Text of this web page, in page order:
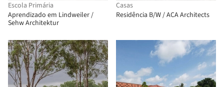
Escola Primária
Aprendizado em Lindweiler /
Sehw Architektur
Casas
Residência B/W / ACA Architects